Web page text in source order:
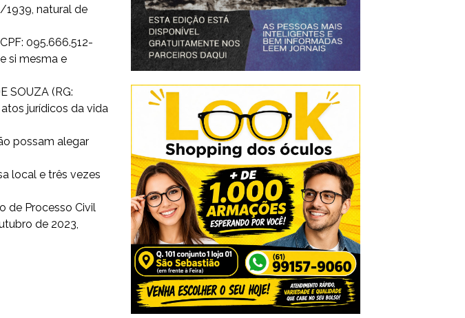
1939, natural de
095.666.512-
si mesma e
SOUZA (RG:
jurídicos da vida
possam alegar
local e três vezes
de Processo Civil
de 2023,